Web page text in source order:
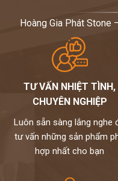
Hoàng Gia Phát Stone
TƯ VẤN NHIỆT TÌNH,
CHUYÊN NGHIỆP
Luôn sẵn sàng lắng nghe
tư vấn những sản phẩm
hợp nhất cho bạn